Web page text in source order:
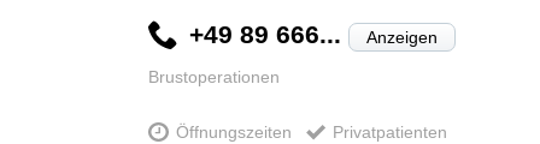
+49 89 666... Anzeigen
Brustoperationen
Öffnungszeiten
Privatpatienten